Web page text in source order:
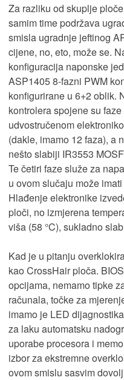
Za razliku od skuplje
samim time podržava
smisla ugradnje jeftinog
cijene, no, eto, može se.
konfiguracija naponske
ASP1405 8-fazni PWM
konfigurirane u 6+2 oblik.
kontrolera spojene su
udvostručenom
(dakle, imamo 12 faza), a
nešto slabiji IR3553
Te četiri faze služe za
u ovom slučaju može
Hlađenje elektronike
ploči, no izmjerena
viša (58 °C), sukladno
Kad je u pitanju
kao CrossHair ploča.
opcijama, nemamo tipke
računala, točke za
imamo je LED
za laku automatsku
uporabe procesora i
izbor za ekstremne
ovom smislu sasvim